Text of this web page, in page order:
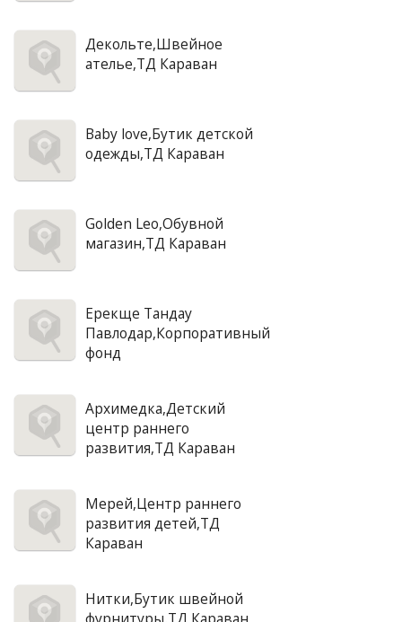
Декольте,Швейное
ателье,ТД Караван
Baby love,Бутик детской
одежды,ТД Караван
Golden Leo,Обувной
магазин,ТД Караван
Ерекще Тандау
Павлодар,Корпоративный
фонд
Архимедка,Детский
центр раннего
развития,ТД Караван
Мерей,Центр раннего
развития детей,ТД
Караван
Нитки,Бутик швейной